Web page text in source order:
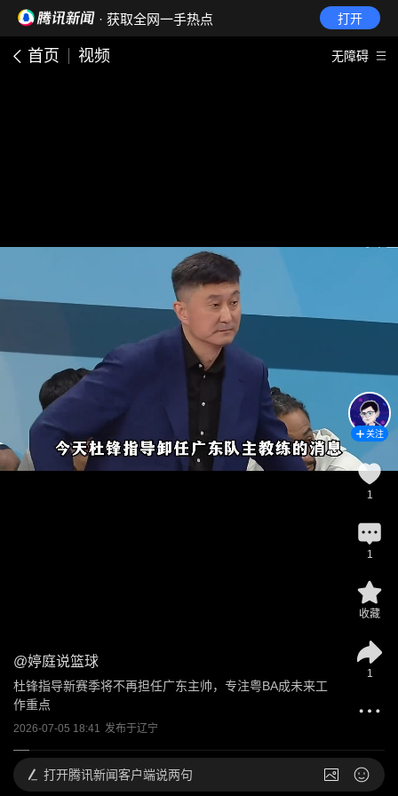
· 获取全网一手热点 打开
首页 视频 无障碍
@婷庭说篮球
杜锋指导新赛季将不再担任广东主帅，专注粤BA成未来工
作重点
2026-07-05 18:41 发布于辽宁
关注
1
1
收藏
1
打开腾讯新闻客户端说两句